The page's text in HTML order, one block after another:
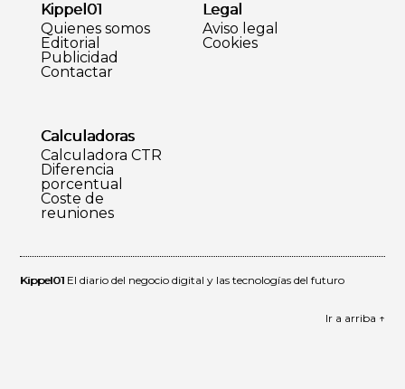
Kippel01
Quienes somos
Editorial
Publicidad
Contactar
Legal
Aviso legal
Cookies
Calculadoras
Calculadora CTR
Diferencia
porcentual
Coste de
reuniones
Kippel01 El diario del negocio digital y las tecnologías del futuro
Ir a arriba ↑